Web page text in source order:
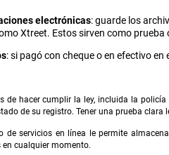
electrónicas: guarde los
Xtreet. Estos sirven como
: si pagó con cheque o en efectivo
de hacer cumplir la ley, incluida la
de su registro. Tener una prueba
de servicios en línea le permite
cualquier momento.